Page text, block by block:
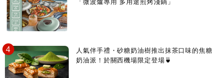
「微波爐專用 多用途煎烤淺鍋」
人氣伴手禮・砂糖奶油樹推出抹茶口味的焦糖
奶油派！於關西機場限定登場🍵